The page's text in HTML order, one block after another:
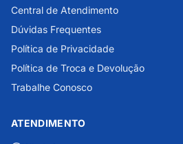
Central de Atendimento
Dúvidas Frequentes
Política de Privacidade
Política de Troca e Devolução
Trabalhe Conosco
ATENDIMENTO